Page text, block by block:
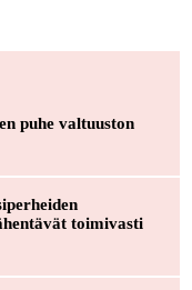
puhe valtuuston
toimivasti